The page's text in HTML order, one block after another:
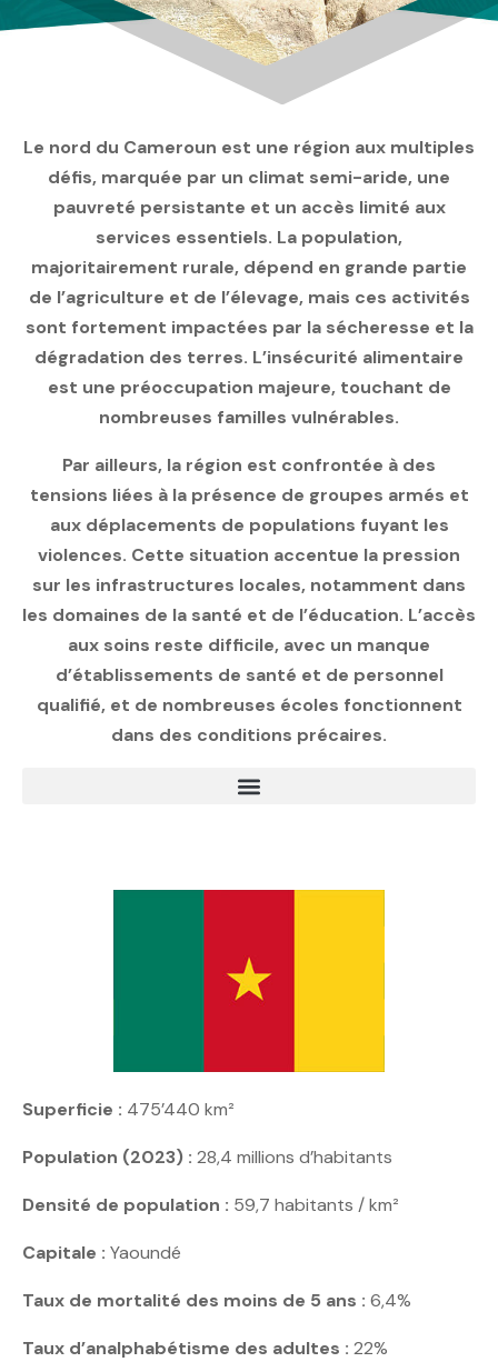
Le nord du Cameroun est une région aux multiples
défis, marquée par un climat semi-aride, une
pauvreté persistante et un accès limité aux
services essentiels. La population,
majoritairement rurale, dépend en grande partie
de l’agriculture et de l’élevage, mais ces activités
sont fortement impactées par la sécheresse et la
dégradation des terres. L’insécurité alimentaire
est une préoccupation majeure, touchant de
nombreuses familles vulnérables.
Par ailleurs, la région est confrontée à des
tensions liées à la présence de groupes armés et
aux déplacements de populations fuyant les
violences. Cette situation accentue la pression
sur les infrastructures locales, notamment dans
les domaines de la santé et de l’éducation. L’accès
aux soins reste difficile, avec un manque
d’établissements de santé et de personnel
qualifié, et de nombreuses écoles fonctionnent
dans des conditions précaires.
Superficie : 475’440 km²
Population (2023) : 28,4 millions d’habitants
Densité de population : 59,7 habitants / km²
Capitale : Yaoundé
Taux de mortalité des moins de 5 ans : 6,4%
Taux d’analphabétisme des adultes : 22%